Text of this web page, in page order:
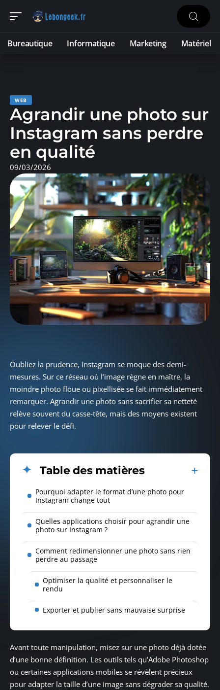
Bureautique Informatique Marketing Matériel
WEB
Agrandir une photo sur
Instagram sans perdre
en qualité
09/03/2026
Oubliez la prudence, Instagram se moque des demi-
mesures. Sur ce réseau où l’image règne en maître, la
moindre photo floue ou pixellisée se fait immédiatement
remarquer. Agrandir une photo sans sacrifier sa netteté
relève souvent du casse-tête, mais des moyens existent
pour relever le défi.
Table des matières
Pourquoi adapter le format d’une photo pour
Instagram change tout
Quelles applications choisir pour agrandir une
photo sur Instagram ?
Comment redimensionner une photo sans rien
perdre au passage
Optimiser la qualité et personnaliser le
rendu
Exporter et publier sans mauvaise surprise
Avant toute manipulation, misez sur une photo déjà dotée
d’une bonne définition. Les outils tels qu’Adobe Photoshop
ou certaines applications mobiles se révèlent précieux
pour adapter la taille d’une image sans dégrader sa qualité.